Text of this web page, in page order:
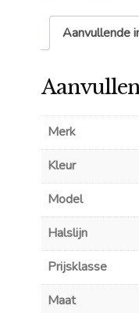
Aanvullende
Merk
Kleur
Model
Halslijn
Prijsklasse
Maat